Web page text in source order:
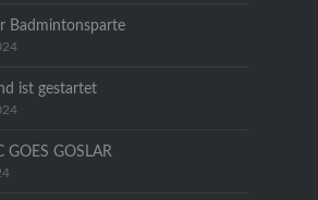
Badmintonsparte
ist gestartet
GOES GOSLAR